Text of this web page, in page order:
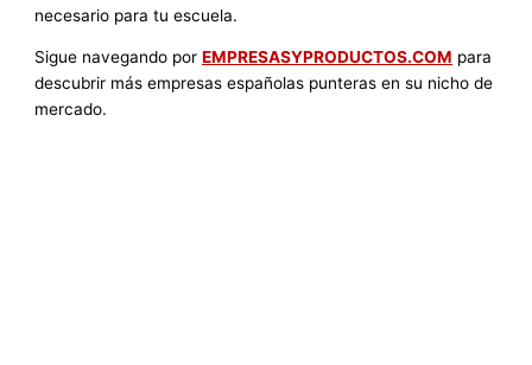
necesario para tu escuela.
Sigue navegando porEMPRESASYPRODUCTOS.COM para
descubrir más empresas españolas punteras en su nicho de
mercado.